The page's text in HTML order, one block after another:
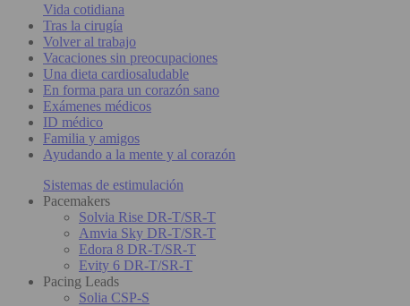
Vida cotidiana
Tras la cirugía
Volver al trabajo
Vacaciones sin preocupaciones
Una dieta cardiosaludable
En forma para un corazón sano
Exámenes médicos
ID médico
Familia y amigos
Ayudando a la mente y al corazón
Sistemas de estimulación
Pacemakers
Solvia Rise DR-T/SR-T
Amvia Sky DR-T/SR-T
Edora 8 DR-T/SR-T
Evity 6 DR-T/SR-T
Pacing Leads
Solia CSP-S